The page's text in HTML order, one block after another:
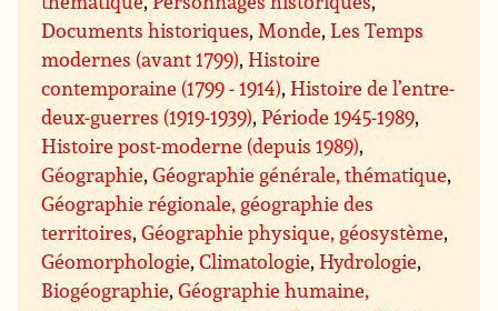
Documents historiques, Monde,Les Temps
modernes (avant 1799),Histoire
contemporaine (1799 - 1914),Histoire de l’entre-
deux-guerres (1919-1939),Période 1945-1989,
Histoire post-moderne (depuis 1989),
Géographie,Géographie générale, thématique,
Géographie régionale, géographie des
territoires,Géographie physique, géosystème,
Géomorphologie,Climatologie,Hydrologie,
Biogéographie,Géographie humaine,